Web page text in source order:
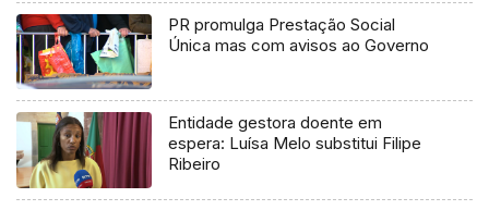
PR promulga Prestação Social
Única mas com avisos ao Governo
Entidade gestora doente em
espera: Luísa Melo substitui Filipe
Ribeiro